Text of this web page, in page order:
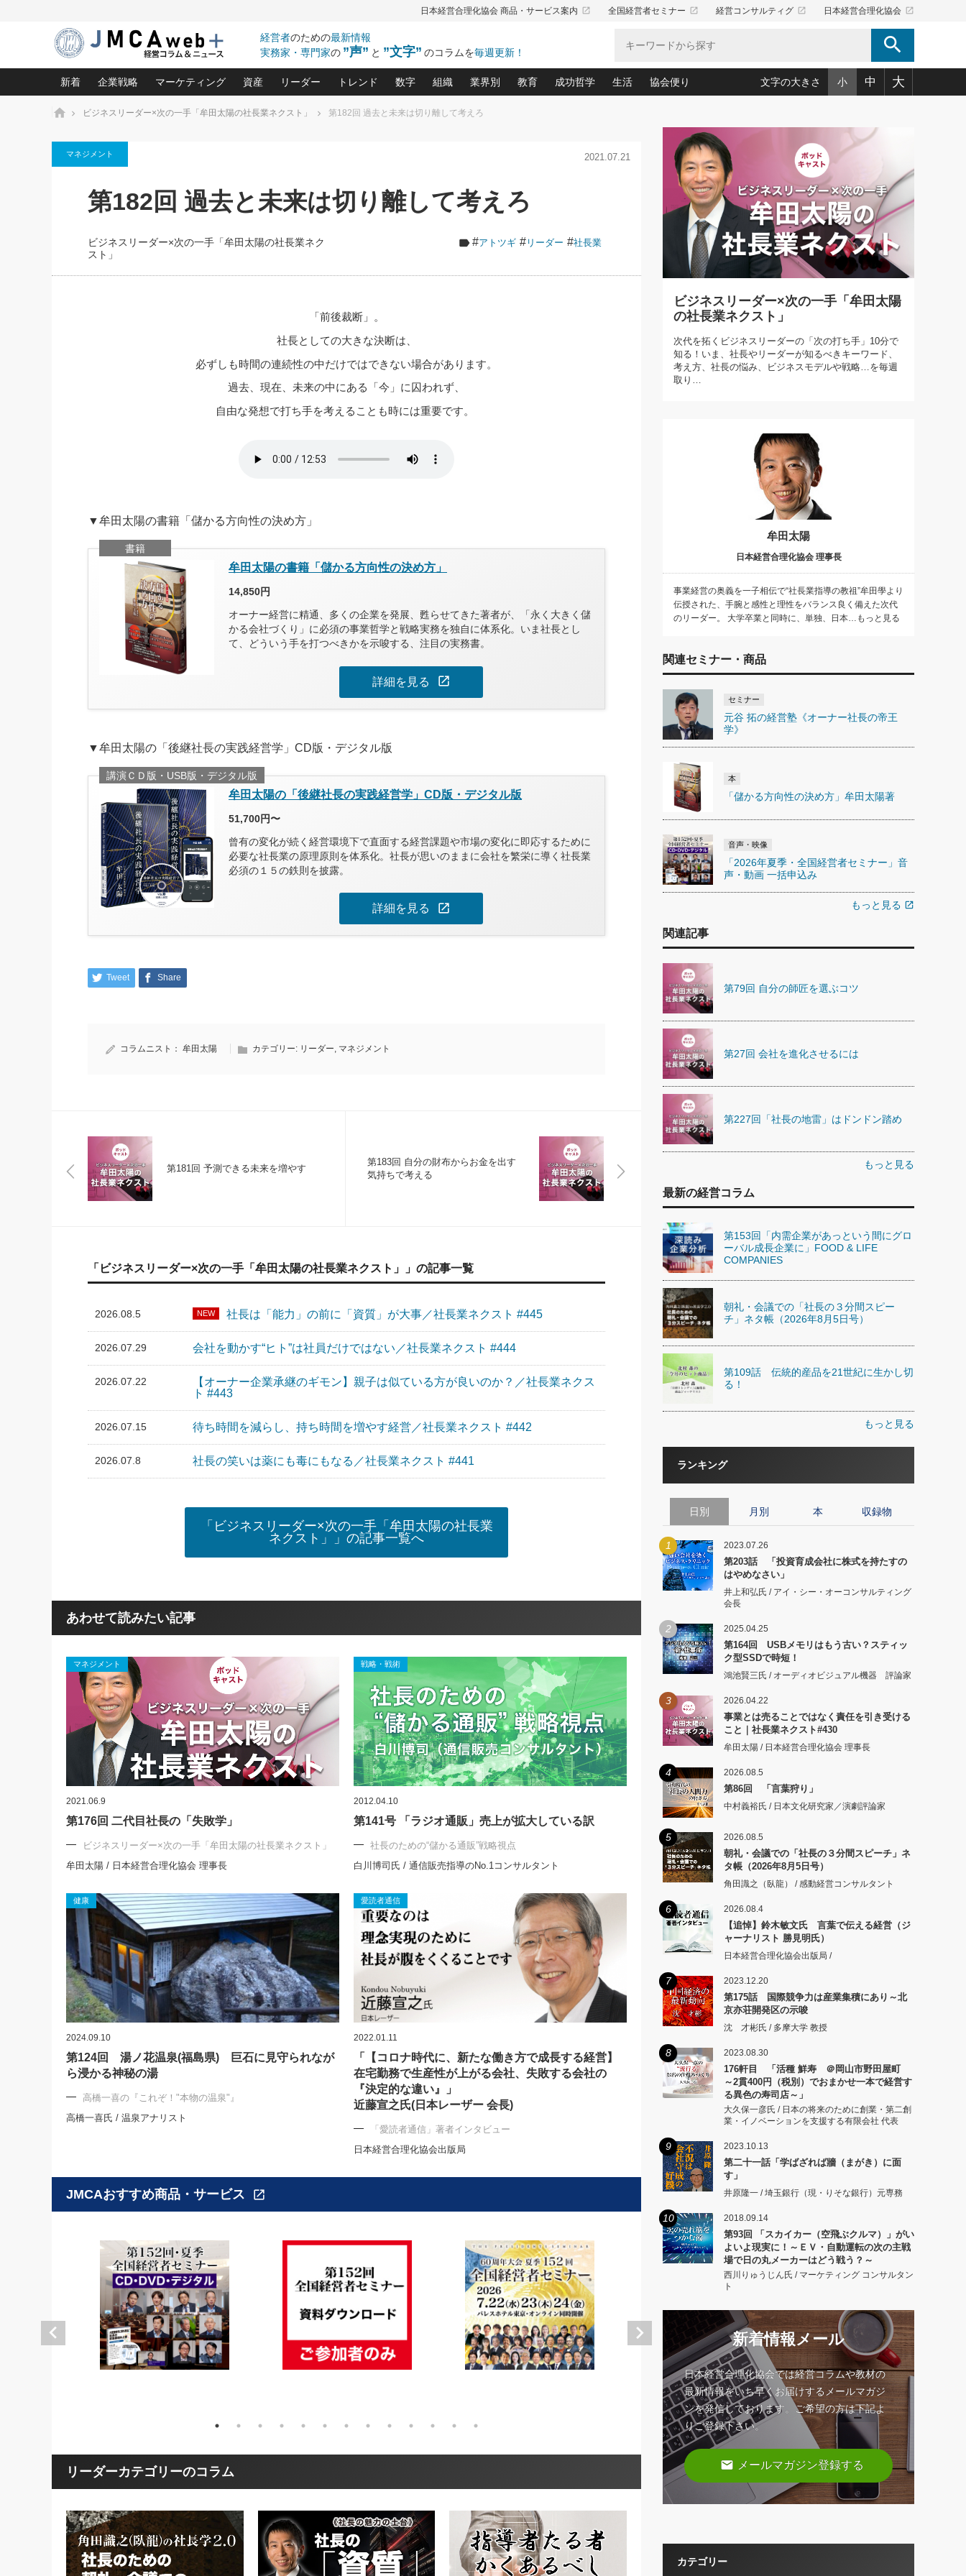
日本経営合理化協会 商品・サービス案内 launch 全国経営者セミナー launch 経営コンサルティグ launch 日本経営合理化協会 launch
経営者のための最新情報
実務家・専門家の ”声” と ”文字” のコラムを毎週更新！ search
新着
FOOD & LIFE COMPANIES
朝礼・会議での「社長の３分間
2026.08.5 2026.08.5
社長は「能力」の前に「資質」
が大事／社長業ネクスト #445
もっとみる
企業戦略
中小企業の「１位づくり」戦略(96)
利益を最大化する「業務改善」横田尚哉氏(5)
強い会社を築く ビジネス・クリニック(240)
日本レーザー「人を大切にしながら利益を上げる経営」の極意
武器としてのM&A入門(3)
マーケティング
ロングセラーの玉手箱(9)
は(5)
資産
中国経済の最新動向(204)
事業承継の前に、決めておきたい、知っておきたい、やってお
会社と社長のための資産管理講座(95)
リーダー
ピョートル・F・グジバチの『経営戦略の新常識』(12)
朝礼・会議での「社長の３分間スピーチ」ネタ帳(159)
社長の口ぐせ経営哲学(100)
社長の右腕をつくる 人と組織を動かす(200)
酒井英之の社長のビジョン実現道場(10)
トレンド
北村森の「今月のヒット商品」(109)
数字
会社を守り抜くための緊急対策(100)
強い決算書の会社はココが違う！(36)
損益分岐点を下げる、Ｐ／Ｌ不況時代の新戦略(12)
銀行交渉はこうしなさい！(12)
組織
職場の生産性を下げるハラスメントの予防策(10)
賃金決定の定石(68)
顧客・社員・社会から支持される「ウェルビーイング経営入
門」(23)
業界別
大久保一彦の“流行る”お店の仕組みづくり(210)
柿内幸夫─社長のための現場改善(174)
教育
あなただからお願いしたいと思われる 気配りの達人(127)
クレーム対応の新知識と新常識(57)
デキル社員に育てる！ 社員教育の決め手(203)
東川鷹年の「中小企業の人育て」(38)
成功哲学
中国哲学に学ぶ 不況は会社守成の好機(38)
令和時代の「社長の人間力の磨き方」(86)
先人の名句名言の教え 東洋思想に学ぶ経営学(132)
渡部昇一の「日本の指導者たち」(32)
経営に活かす“十八史略”(30)
生活
おのころ心平の ──社長のための「か・ら・だマネジメント」
(50)
デジタルＡＶを味方に！新・仕事術(180)
リーダー脳の鍛え方(32)
ワインを楽しむ基礎レッスン(12)
必読！社長が読むべき今月の4冊(88)
眼と耳で楽しむ読書術(162)
社長の「氣」(30)
米国スポーツ・ビジネスに学ぶ心理学(98)
高橋一喜の『これぞ！"本物の温泉"』(157)
協会便り
「愛読者通信」著者インタビュー(44)
ビジネス見聞録 経営ニュース(100)
作間信司の経営無形庵(けいえいむぎょうあん)(166)
経営セミナー情報局(1)
繁栄への着眼点 牟田太陽(76)
講話を聞いて学ぼう 実学・耳学・磨く「ミミガク」のすすめ
文字の大きさ 小 中 大
ホーム ビジネスリーダー×次の一手「牟田太陽の社長業ネクスト」 第182回 過去と未来は切り離して考えろ
マネジメント 2021.07.21
第182回 過去と未来は切り離して考えろ
ビジネスリーダー×次の一手「牟田太陽の社長業ネク
スト」
#アトツギ # リーダー #社長業
「前後裁断」。
社長としての大きな決断は、
必ずしも時間の連続性の中だけではできない場合があります。
過去、現在、未来の中にある「今」に囚われず、
自由な発想で打ち手を考えることも時には重要です。
▼牟田太陽の書籍「儲かる方向性の決め方」
書籍
牟田太陽の書籍「儲かる方向性の決め方」
14,850円
オーナー経営に精通、多くの企業を発展、甦らせてきた著者が、「永く大きく儲
かる会社づくり」に必須の事業哲学と戦略実務を独自に体系化。いま社長とし
て、どういう手を打つべきかを示唆する、注目の実務書。
詳細を見る open_in_new
▼牟田太陽の「後継社長の実践経営学」CD版・デジタル版
講演ＣＤ版・USB版・デジタル版
牟田太陽の「後継社長の実践経営学」CD版・デジタル版
51,700円〜
曾有の変化が続く経営環境下で直面する経営課題や市場の変化に即応するために
必要な社長業の原理原則を体系化。社長が思いのままに会社を繁栄に導く社長業
必須の１５の鉄則を披露。
詳細を見る open_in_new
Tweet Share
コラムニスト： 牟田太陽 カテゴリー: リーダー, マネジメント
第181回 予測できる未来を増やす
第183回 自分の財布からお金を出す
気持ちで考える
「ビジネスリーダー×次の一手「牟田太陽の社長業ネクスト」」の記事一覧
2026.08.5 NEW 社長は「能力」の前に「資質」が大事／社長業ネクスト #445
2026.07.29 会社を動かす“ヒト”は社員だけではない／社長業ネクスト #444
2026.07.22
【オーナー企業承継のギモン】親子は似ている方が良いのか？／社長業ネクス
ト #443
2026.07.15 待ち時間を減らし、持ち時間を増やす経営／社長業ネクスト #442
2026.07.8 社長の笑いは薬にも毒にもなる／社長業ネクスト #441
「ビジネスリーダー×次の一手「牟田太陽の社長業
ネクスト」」の記事一覧へ
あわせて読みたい記事
マネジメント
2021.06.9
第176回 二代目社長の「失敗学」
ビジネスリーダー×次の一手「牟田太陽の社長業ネクスト」
牟田太陽 / 日本経営合理化協会 理事長
戦略・戦術
2012.04.10
第141号 「ラジオ通販」売上が拡大している訳
社長のための“儲かる通販”戦略視点
白川博司氏 / 通信販売指導のNo.1コンサルタント
健康
2024.09.10
第124回 湯ノ花温泉(福島県) 巨石に見守られなが
ら浸かる神秘の湯
高橋一喜の『これぞ！"本物の温泉"』
高橋一喜氏 / 温泉アナリスト
愛読者通信
2022.01.11
「【コロナ時代に、新たな働き方で成長する経営】
在宅勤務で生産性が上がる会社、失敗する会社の
『決定的な違い』」
近藤宣之氏(日本レーザー 会長)
「愛読者通信」著者インタビュー
日本経営合理化協会出版局
JMCAおすすめ商品・サービス open_in_new
リーダーカテゴリーのコラム
ビジネスリーダー×次の一手「牟田太陽
の社長業ネクスト」
次代を拓くビジネスリーダーの「次の打ち手」10分で
知る！いま、社長やリーダーが知るべきキーワード、
考え方、社長の悩み、ビジネスモデルや戦略…を毎週
取り…
牟田太陽
日本経営合理化協会 理事長
事業経営の奥義を一子相伝で“社長業指導の教祖”牟田學より
伝授された、手腕と感性と理性をバランス良く備えた次代
のリーダー。 大学卒業と同時に、単独、日本…もっと見る
関連セミナー・商品
セミナー
元谷 拓の経営塾《オーナー社長の帝王
学》
本
「儲かる方向性の決め方」牟田太陽著
音声・映像
「2026年夏季・全国経営者セミナー」音
声・動画 一括申込み
もっと見る open_in_new
関連記事
第79回 自分の師匠を選ぶコツ
第27回 会社を進化させるには
第227回「社長の地雷」はドンドン踏め
もっと見る
最新の経営コラム
第153回「内需企業があっという間にグロ
ーバル成長企業に」FOOD & LIFE
COMPANIES
朝礼・会議での「社長の３分間スピー
チ」ネタ帳（2026年8月5日号）
第109話 伝統的産品を21世紀に生かし切
る！
もっと見る
ランキング
日別 月別 本 収録物
1 2023.07.26
第203話 「投資育成会社に株式を持たすの
はやめなさい」
井上和弘氏 / アイ・シー・オーコンサルティング
会長
2 2025.04.25
第164回 USBメモリはもう古い？スティッ
ク型SSDで時短！
鴻池賢三氏 / オーディオビジュアル機器 評論家
3 2026.04.22
事業とは売ることではなく責任を引き受ける
こと｜社長業ネクスト#430
牟田太陽 / 日本経営合理化協会 理事長
4 2026.08.5
第86回 「言葉狩り」
中村義裕氏 / 日本文化研究家／演劇評論家
5 2026.08.5
朝礼・会議での「社長の３分間スピーチ」ネ
タ帳（2026年8月5日号）
角田識之（臥龍） / 感動経営コンサルタント
6 2026.08.4
【追悼】鈴木敏文氏 言葉で伝える経営（ジ
ャーナリスト 勝見明氏）
日本経営合理化協会出版局 /
7 2023.12.20
第175話 国際競争力は産業集積にあり～北
京亦荘開発区の示唆
沈 才彬氏 / 多摩大学 教授
8 2023.08.30
176軒目 「活種 鮮寿 ＠岡山市野田屋町
～2貫400円（税別）でおまかせ一本で経営す
る異色の寿司店～」
大久保一彦氏 / 日本の将来のために創業・第二創
業・イノベーションを支援する有限会社 代表
9 2023.10.13
第二十一話「学ばざれば牆（まがき）に面
す」
井原隆一 / 埼玉銀行（現・りそな銀行）元専務
10 2018.09.14
第93回 「スカイカー（空飛ぶクルマ）」がい
よいよ現実に！～ＥＶ・自動運転の次の主戦
場で日の丸メーカーはどう戦う？～
西川りゅうじん氏 / マーケティング コンサルタン
ト
新着情報メール
日本経営合理化協会では経営コラムや教材の
最新情報をいち早くお届けするメールマガジ
ンを発信しております。ご希望の方は下記よ
りご登録下さい。
email メールマガジン登録する
カテゴリー